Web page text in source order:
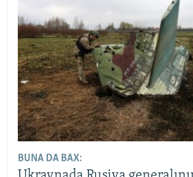
BUNA DA BAX: